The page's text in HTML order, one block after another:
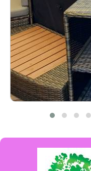
Offrire
Forfait SPA
Valido12 mesi
60€ CHOISIR